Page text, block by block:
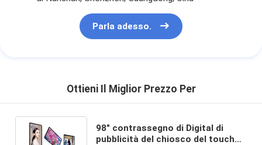
Parla adesso.
Ottieni Il Miglior Prezzo Per
98" contrassegno di Digital di
pubblicità del chiosco del touch